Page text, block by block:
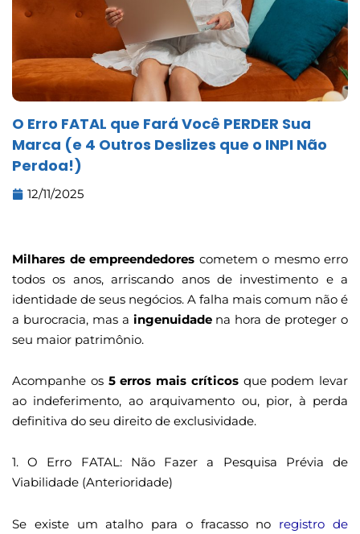
O Erro FATAL que Fará Você PERDER Sua
Marca (e 4 Outros Deslizes que o INPI Não
Perdoa!)
12/11/2025
Milhares de empreendedores cometem o mesmo erro
todos os anos, arriscando anos de investimento e a
identidade de seus negócios. A falha mais comum não é
a burocracia, mas a ingenuidadena hora de proteger o
seu maior patrimônio.
Acompanhe os 5 erros mais críticosque podem levar
ao indeferimento, ao arquivamento ou, pior, à perda
definitiva do seu direito de exclusividade.
1. O Erro FATAL: Não Fazer a Pesquisa Prévia de
Viabilidade (Anterioridade)
Se existe um atalho para o fracasso no registro de